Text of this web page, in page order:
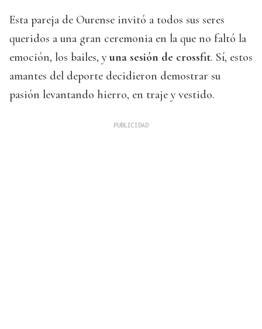
Esta pareja de Ourense invitó a todos sus seres
queridos a una gran ceremonia en la que no faltó la
emoción, los bailes, yuna sesión de crossfit. Sí, estos
amantes del deporte decidieron demostrar su
pasión levantando hierro, en traje y vestido.